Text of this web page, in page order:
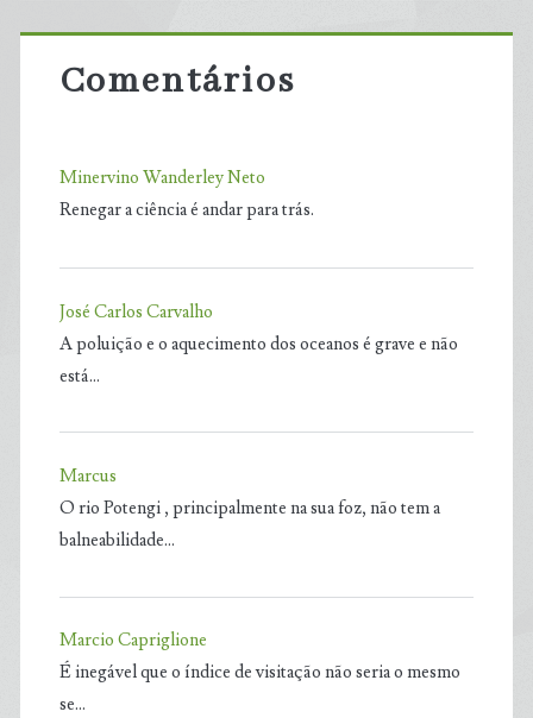
Comentários
Minervino Wanderley Neto
Renegar a ciência é andar para trás.
José Carlos Carvalho
A poluição e o aquecimento dos oceanos é grave e não
está…
Marcus
O rio Potengi , principalmente na sua foz, não tem a
balneabilidade…
Marcio Capriglione
É inegável que o índice de visitação não seria o mesmo
se…